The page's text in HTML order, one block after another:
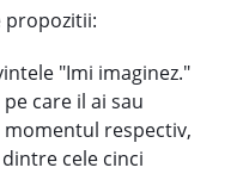
propozitii:
"Imi imaginez."
care il ai sau
respectiv,
cele cinci